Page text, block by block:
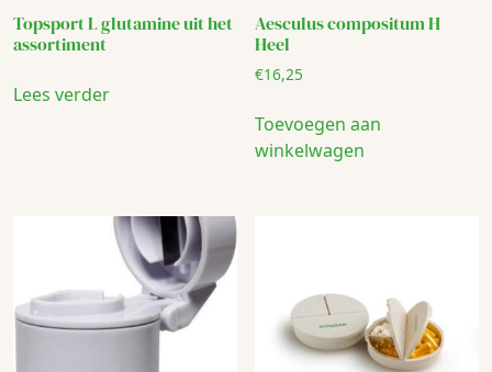
Topsport L glutamine uit het
assortiment
Lees verder
Aesculus compositum H
Heel
€16,25
Toevoegen aan
winkelwagen